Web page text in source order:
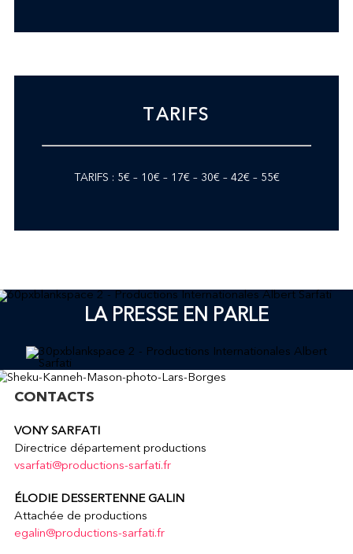
TARIFS
TARIFS : 5€ – 10€ – 17€ – 30€ – 42€ – 55€
LA PRESSE EN PARLE
CONTACTS
VONY SARFATI
Directrice département productions
vsarfati@productions-sarfati.fr
ÉLODIE DESSERTENNE GALIN
Attachée de productions
egalin@productions-sarfati.fr